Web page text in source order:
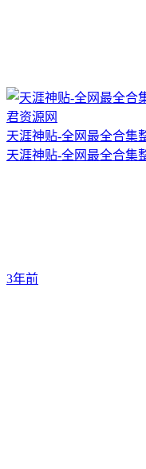
天涯神贴-全网最全合集
天涯神贴-全网最全合集
3年前